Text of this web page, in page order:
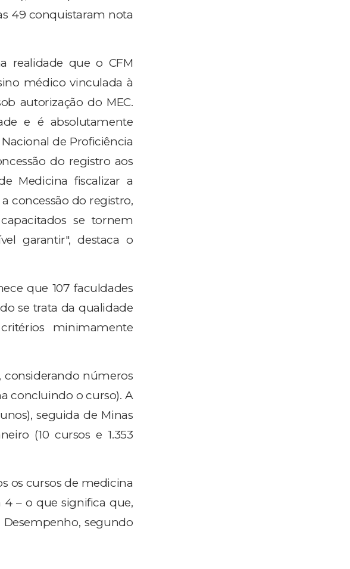
49 conquistaram nota
realidade que o CFM
médico vinculada à
autorização do MEC.
e é absolutamente
de Proficiência
do registro aos
Medicina fiscalizar a
concessão do registro,
se tornem
garantir", destaca o
que 107 faculdades
se trata da qualidade
minimamente
considerando números
concluindo o curso). A
seguida de Minas
(10 cursos e 1.353
os cursos de medicina
– o que significa que,
segundo